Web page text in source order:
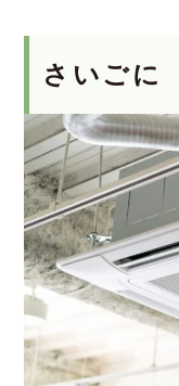
さいごに